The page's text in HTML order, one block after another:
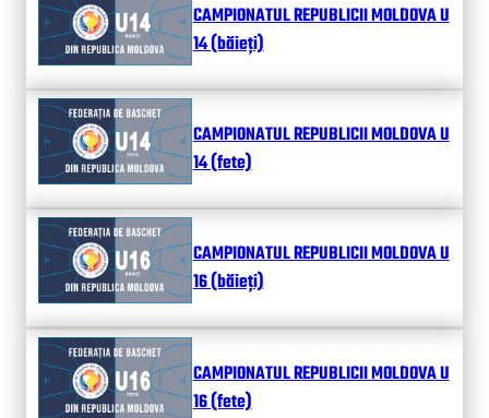
CAMPIONATUL REPUBLICII MOLDOVA U
14 (băieți)
CAMPIONATUL REPUBLICII MOLDOVA U
14 (fete)
CAMPIONATUL REPUBLICII MOLDOVA U
16 (băieți)
CAMPIONATUL REPUBLICII MOLDOVA U
16 (fete)